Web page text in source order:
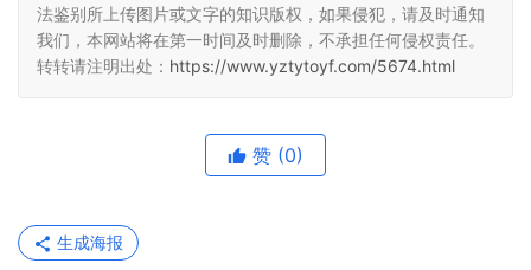
法鉴别所上传图片或文字的知识版权，如果侵犯，请及时通知
我们，本网站将在第一时间及时删除，不承担任何侵权责任。
转转请注明出处： https://www.yztytoyf.com/5674.html
赞 (0)
生成海报